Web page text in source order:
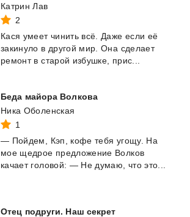
Катрин Лав
2
Кася умеет чинить всё. Даже если её
закинуло в другой мир. Она сделает
ремонт в старой избушке, прис...
Беда майора Волкова
Ника Оболенская
1
— Пойдем, Кэп, кофе тебя угощу. На
мое щедрое предложение Волков
качает головой: — Не думаю, что это...
Отец подруги. Наш секрет